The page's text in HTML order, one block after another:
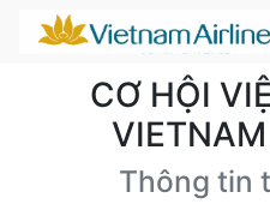
CƠ HỘI
Thông tin